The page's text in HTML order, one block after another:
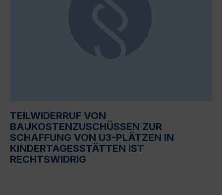
TEILWIDERRUF VON
BAUKOSTENZUSCHÜSSEN ZUR
SCHAFFUNG VON U3-PLÄTZEN IN
KINDERTAGESSTÄTTEN IST
RECHTSWIDRIG